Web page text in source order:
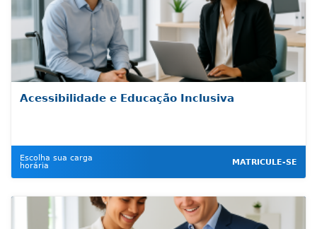
Acessibilidade e Educação Inclusiva
Escolha sua carga
horária
MATRICULE-SE